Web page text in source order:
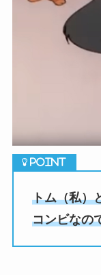
トム（私）
コンビなの